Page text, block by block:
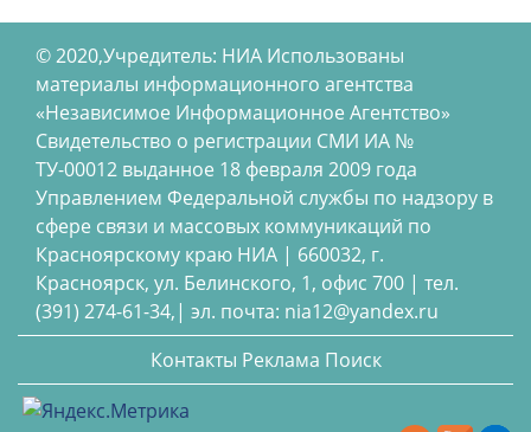
© 2020,Учредитель: НИА Использованы
материалы информационного агентства
«Независимое Информационное Агентство»
Свидетельство о регистрации СМИ ИА №
ТУ-00012 выданное 18 февраля 2009 года
Управлением Федеральной службы по надзору в
сфере связи и массовых коммуникаций по
Красноярскому краю НИА | 660032, г.
Красноярск, ул. Белинского, 1, офис 700 | тел.
(391) 274-61-34,| эл. почта: nia12@yandex.ru
Контакты Реклама Поиск